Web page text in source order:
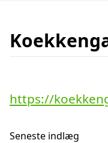
https://
Seneste indlæg